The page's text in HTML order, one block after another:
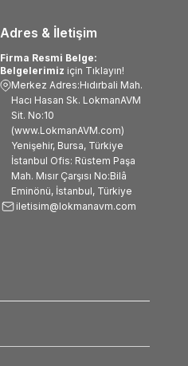
Adres & İletişim
Firma Resmi Belge:
Belgelerimiz için Tıklayın!
Merkez Adres:Hıdırbali Mah.
Hacı Hasan Sk. LokmanAVM
Sit. No:10
(www.LokmanAVM.com)
Yenişehir, Bursa, Türkiye
İstanbul Ofis: Rüstem Paşa
Mah. Mısır Çarşısı No:Bilâ
Eminönü, İstanbul, Türkiye
iletisim@lokmanavm.com